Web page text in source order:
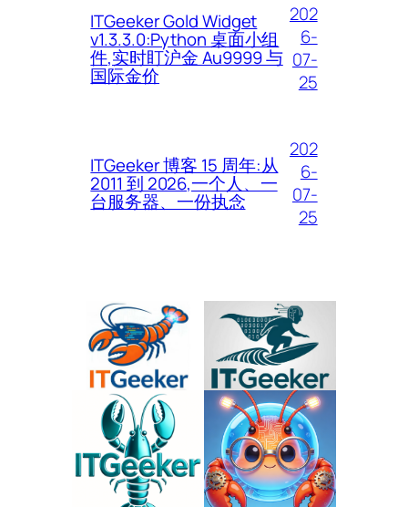
ITGeeker Gold Widget
v1.3.3.0:Python 桌面小组
件,实时盯沪金 Au9999 与
国际金价
202
6-
07-
25
ITGeeker 博客 15 周年:从
2011 到 2026,一个人、一
台服务器、一份执念
202
6-
07-
25